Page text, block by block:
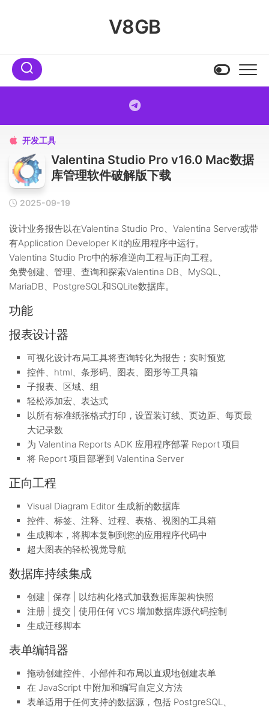
V8GB
 开发工具
Valentina Studio Pro v16.0 Mac数据
库管理软件破解版下载
2025-09-19
设计业务报告以在Valentina Studio Pro、Valentina Server或带
有Application Developer Kit的应用程序中运行。
Valentina Studio Pro中的标准逆向工程与正向工程。
免费创建、管理、查询和探索Valentina DB、MySQL、
MariaDB、PostgreSQL和SQLite数据库。
功能
报表设计器
可视化设计布局工具将查询转化为报告；实时预览
控件、html、条形码、图表、图形等工具箱
子报表、区域、组
轻松添加宏、表达式
以所有标准纸张格式打印，设置装订线、页边距、每页最
大记录数
为 Valentina Reports ADK 应用程序部署 Report 项目
将 Report 项目部署到 Valentina Server
正向工程
Visual Diagram Editor 生成新的数据库
控件、标签、注释、过程、表格、视图的工具箱
生成脚本，将脚本复制到您的应用程序代码中
超大图表的轻松视觉导航
数据库持续集成
创建 | 保存 | 以结构化格式加载数据库架构快照
注册 | 提交 | 使用任何 VCS 增加数据库源代码控制
生成迁移脚本
表单编辑器
拖动创建控件、小部件和布局以直观地创建表单
在 JavaScript 中附加和编写自定义方法
表单适用于任何支持的数据源，包括 PostgreSQL、